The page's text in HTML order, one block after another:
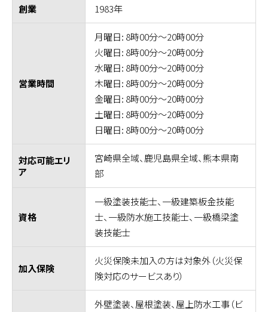
創業 1983年
営業時間
月曜日: 8時00分～20時00分
火曜日: 8時00分～20時00分
水曜日: 8時00分～20時00分
木曜日: 8時00分～20時00分
金曜日: 8時00分～20時00分
土曜日: 8時00分～20時00分
日曜日: 8時00分～20時00分
対応可能エリ
ア
宮崎県全域、鹿児島県全域、熊本県南
部
資格
一級塗装技能士、一級建築板金技能
士、一級防水施工技能士、一級橋梁塗
装技能士
加入保険
火災保険未加入の方は対象外（火災保
険対応のサービスあり）
外壁塗装、屋根塗装、屋上防水工事（ビ